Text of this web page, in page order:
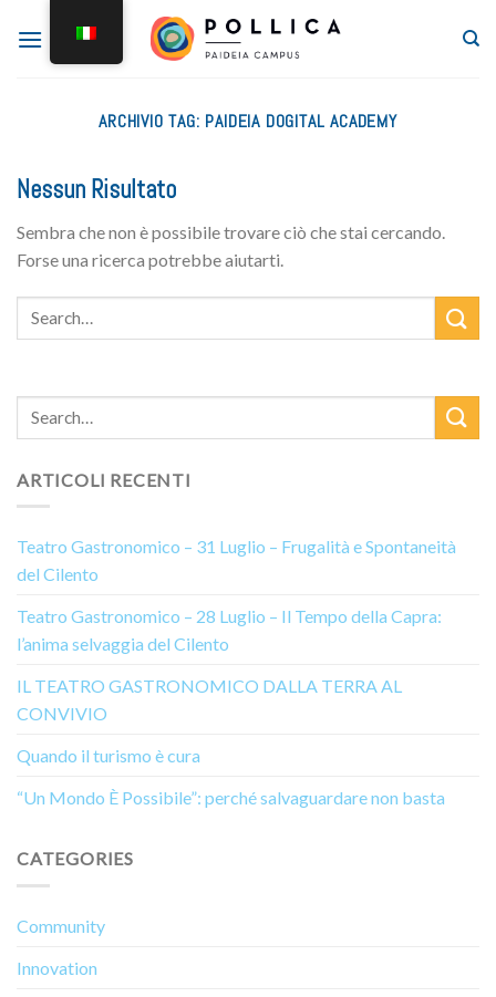
ARCHIVIO TAG: PAIDEIA DOGITAL ACADEMY
Nessun Risultato
Sembra che non è possibile trovare ciò che stai cercando.
Forse una ricerca potrebbe aiutarti.
ARTICOLI RECENTI
Teatro Gastronomico – 31 Luglio – Frugalità e Spontaneità
del Cilento
Teatro Gastronomico – 28 Luglio – Il Tempo della Capra:
l’anima selvaggia del Cilento
IL TEATRO GASTRONOMICO DALLA TERRA AL
CONVIVIO
Quando il turismo è cura
“Un Mondo È Possibile”: perché salvaguardare non basta
CATEGORIES
Community
Innovation